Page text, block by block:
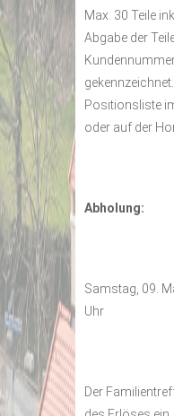
Max. 30 Teile
Abgabe der
Positionsliste
oder auf der
Abholung:
Samstag, 09.
Uhr
Der